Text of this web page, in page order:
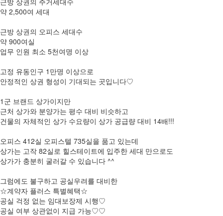
약 2,500여 세대
근방 상권의 오피스 세대수
약 900여실
업무 인원 최소 5천여명 이상
고정 유동인구 1만명 이상으로
안정적인 상권 형성이 기대되는 곳입니다♡
1군 브랜드 상가이지만
근처 상가와 분양가는 평수 대비 비슷하고
건물의 자체적인 상가 수요량이 상가 공급량 대비 14배!!!
오피스 412실 오피스텔 735실을 품고 있는데
상가는 고작 82실로 힐스테이트에 입주한 세대 만으로도
상가가 충분히 굴러갈 수 있습니다 ^^
그럼에도 불구하고 공실우려를 대비한
☆계약자 플러스 특별혜택☆
공실 걱정 없는 임대보장제 시행♡
공실 여부 상관없이 지급 가능♡♡